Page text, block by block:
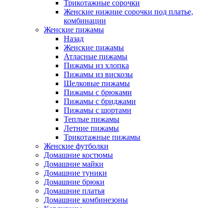
Трикотажные сорочки
Женские нижние сорочки под платье,
комбинации
Женские пижамы
Назад
Женские пижамы
Атласные пижамы
Пижамы из хлопка
Пижамы из вискозы
Шелковые пижамы
Пижамы с брюками
Пижамы с бриджами
Пижамы с шортами
Теплые пижамы
Летние пижамы
Трикотажные пижамы
Женские футболки
Домашние костюмы
Домашние майки
Домашние туники
Домашние брюки
Домашние платья
Домашние комбинезоны